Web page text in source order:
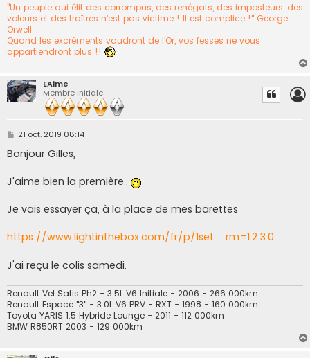
"Un peuple qui élit des corrompus, des renégats, des imposteurs, des
voleurs et des traîtres n’est pas victime ! Il est complice !" George
Orwell
Quand les excréments vaudront de l'Or, vos fesses ne vous
appartiendront plus !!
EAime
Membre Initiale
M
s
s
g
e
21 oct. 2019 08:14
Bonjour Gilles,
J'aime bien la première..
Je vais essayer ça, à la place de mes barettes
https://www.lightinthebox.com/fr/p/1set ... rm=1.2.3.0
J'ai reçu le colis samedi.
Renault Vel Satis Ph2 - 3.5L V6 Initiale - 2006 - 266 000km
Renault Espace "3" - 3.0L V6 PRV - RXT - 1998 - 160 000km
Toyota YARIS 1.5 Hybride Lounge - 2011 - 112 000km
BMW R850RT 2003 - 129 000km